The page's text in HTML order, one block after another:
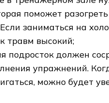
поможет
Если заниматься на
травм высокий;
подросток должен
упражнений.
можно будет